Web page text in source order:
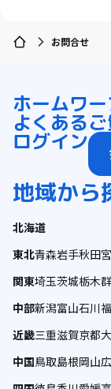
お問合せ
ホームワ
よくある
ログイン
地域から
北海道
東北青森岩手秋田
関東埼玉茨城栃木
中部新潟富山石川
近畿三重滋賀京都
中国鳥取島根岡山